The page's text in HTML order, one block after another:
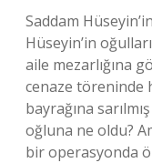
Saddam
Hüseyin’in
aile mezarlığına
cenaze töreninde
bayrağına
oğluna ne oldu?
bir operasyonda